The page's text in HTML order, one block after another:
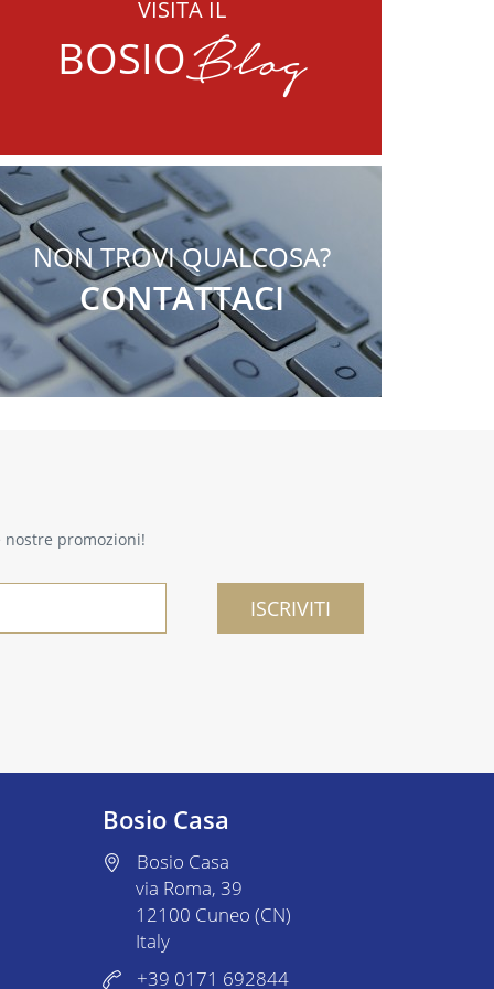
VISITA IL
BOSIOBlog
NON TROVI QUALCOSA?
CONTATTACI
promozioni!
ISCRIVITI
Bosio Casa
Bosio Casa
via Roma, 39
12100 Cuneo (CN)
Italy
+39 0171 692844